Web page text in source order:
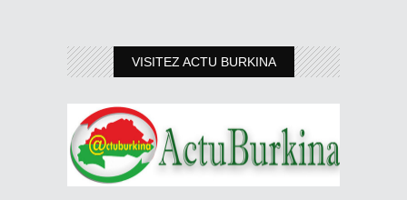
VISITEZ ACTU BURKINA